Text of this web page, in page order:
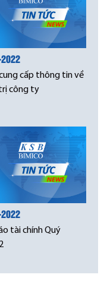
cấp thông tin về
công ty
tài chính Quý